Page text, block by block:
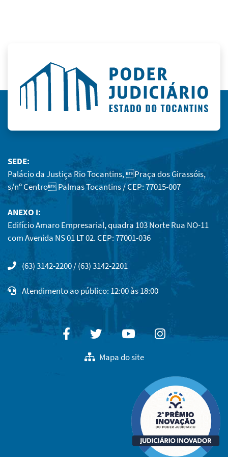
SEDE:
Palácio da Justiça Rio Tocantins, Praça dos Girassóis,
s/nº Centro Palmas Tocantins / CEP: 77015-007
ANEXO I:
Edifício Amaro Empresarial, quadra 103 Norte Rua NO-11
com Avenida NS 01 LT 02. CEP: 77001-036
(63) 3142-2200 / (63) 3142-2201
Atendimento ao público: 12:00 às 18:00
FacebookTwitterYoutubeInstagram
Mapa do site